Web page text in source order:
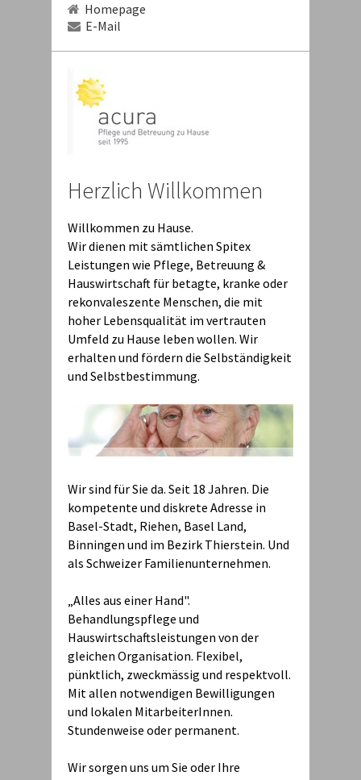
Homepage
E-Mail
Herzlich Willkommen
Willkommen zu Hause.
Wir dienen mit sämtlichen Spitex
Leistungen wie Pflege, Betreuung &
Hauswirtschaft für betagte, kranke oder
rekonvaleszente Menschen, die mit
hoher Lebensqualität im vertrauten
Umfeld zu Hause leben wollen. Wir
erhalten und fördern die Selbständigkeit
und Selbstbestimmung.
Wir sind für Sie da. Seit 18 Jahren. Die
kompetente und diskrete Adresse in
Basel-Stadt, Riehen, Basel Land,
Binningen und im Bezirk Thierstein. Und
als Schweizer Familienunternehmen.
„Alles aus einer Hand".
Behandlungspflege und
Hauswirtschaftsleistungen von der
gleichen Organisation. Flexibel,
pünktlich, zweckmässig und respektvoll.
Mit allen notwendigen Bewilligungen
und lokalen MitarbeiterInnen.
Stundenweise oder permanent.
Wir sorgen uns um Sie oder Ihre